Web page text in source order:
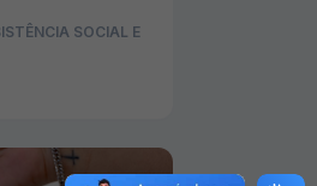
SOCIAL E